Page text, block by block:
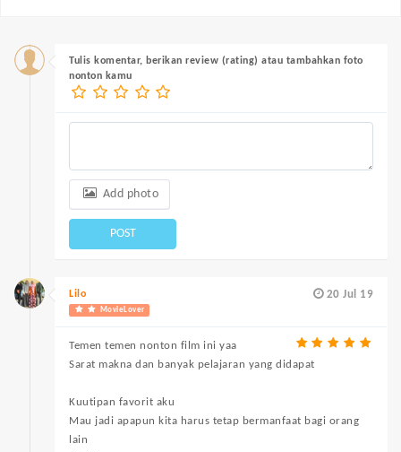
Tulis komentar, berikan review (rating) atau tambahkan foto
nonton kamu
Add photo
POST
20 Jul 19
Lilo
MovieLover
Temen temen nonton film ini yaa
Sarat makna dan banyak pelajaran yang didapat
Kuutipan favorit aku
Mau jadi apapun kita harus tetap bermanfaat bagi orang
lain